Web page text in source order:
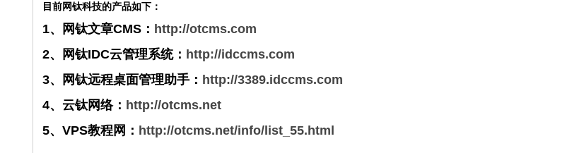
目前网钛科技的产品如下：
1、网钛文章CMS： http://otcms.com
2、网钛IDC云管理系统： http://idccms.com
3、网钛远程桌面管理助手： http://3389.idccms.com
4、云钛网络： http://otcms.net
5、VPS教程网： http://otcms.net/info/list_55.html